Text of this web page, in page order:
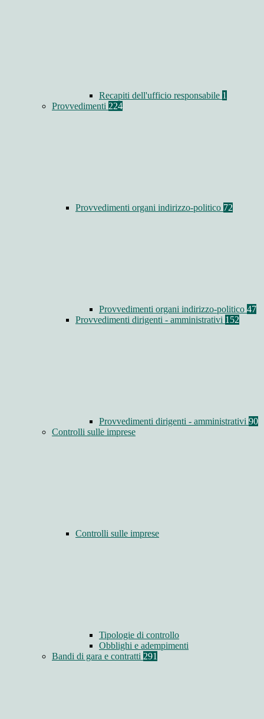
Recapiti dell'ufficio responsabile 1
Provvedimenti 224
Provvedimenti organi indirizzo-politico 72
Provvedimenti organi indirizzo-politico 47
Provvedimenti dirigenti - amministrativi 152
Provvedimenti dirigenti - amministrativi 90
Controlli sulle imprese
Controlli sulle imprese
Tipologie di controllo
Obblighi e adempimenti
Bandi di gara e contratti 291